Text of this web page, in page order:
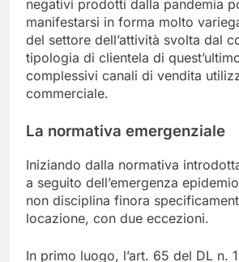
negativi prodotti dalla pandemia
manifestarsi in forma molto
del settore dell’attività svolta dal
tipologia di clientela di
complessivi canali di vendita
commerciale.
La normativa emergenziale
Iniziando dalla normativa
a seguito dell’emergenza
non disciplina finora
locazione, con due eccezioni.
In primo luogo, l’art. 65 del DL n.